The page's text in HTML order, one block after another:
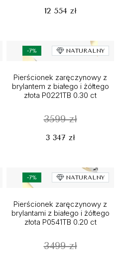
12 554 zł
-7% NATURALNY
Pierścionek zaręczynowy z
brylantem z białego i żółtego
złota P0221TB 0.30 ct
3599 zł
3 347 zł
-7% NATURALNY
Pierścionek zaręczynowy z
brylantami z białego i żółtego
złota P0541TB 0.20 ct
3499 zł